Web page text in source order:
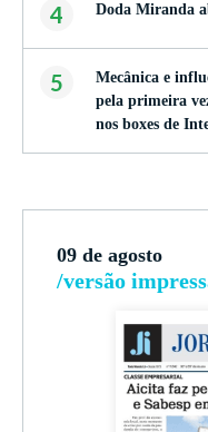
4 Doda Miranda
5
Mecânica e
pela primeira
nos boxes de
09 de agosto
/versão